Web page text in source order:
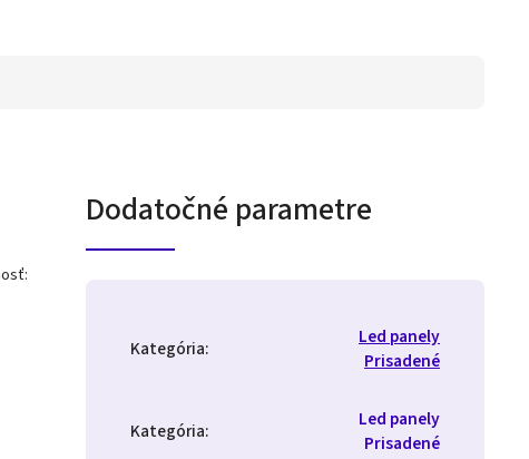
Dodatočné parametre
Kategória:
Led panely
Prisadené
Kategória:
Led panely
Prisadené